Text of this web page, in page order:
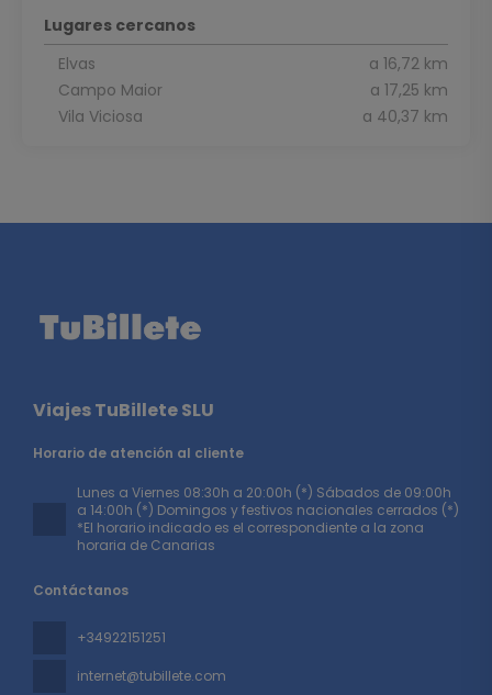
Lugares cercanos
Elvas
a 16,72 km
Campo Maior
a 17,25 km
Vila Viciosa
a 40,37 km
Viajes TuBillete SLU
Contáctanos
+34922151251
internet@tubillete.com
Horario de atención al cliente
Lunes a Viernes 08:30h a 20:00h (*) Sábados de 09:00h
a 14:00h (*) Domingos y festivos nacionales cerrados (*)
*El horario indicado es el correspondiente a la zona
horaria de Canarias